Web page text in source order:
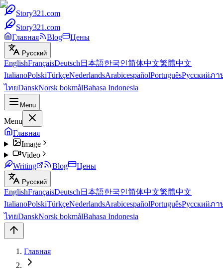
Story321.com
Story321.com
Главная
Blog Цены
Русский
EnglishFrançaisDeutsch 日本語한국인简体中文繁體中文
ItalianoPolskiTürkçeNederlandsArabicespañolPortuguêsРусскийภา
ไทยDanskNorsk bokmålBahasa Indonesia
Menu
Menu
Главная
Image
Video
Writing
Blog Цены
Русский
EnglishFrançaisDeutsch 日本語한국인简体中文繁體中文
ItalianoPolskiTürkçeNederlandsArabicespañolPortuguêsРусскийภา
ไทยDanskNorsk bokmålBahasa Indonesia
Главная